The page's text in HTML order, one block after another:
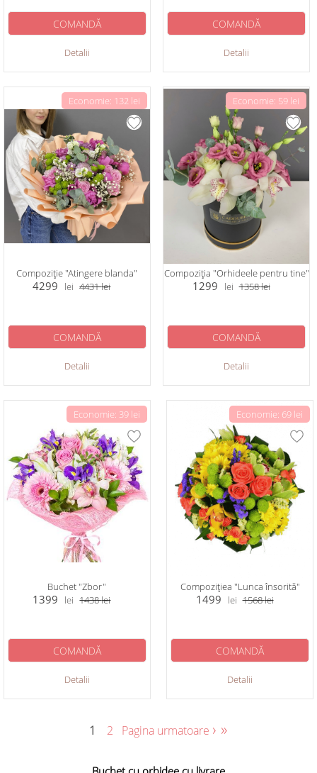
Detalii
COMANDĂ
Detalii
COMANDĂ
Economie: 132 lei
Compoziție "Atingere blanda"
4299 lei 4431lei
Detalii
COMANDĂ
Economie: 59 lei
Compoziția "Orhideele pentru tine"
1299 lei 1358lei
Detalii
COMANDĂ
Economie: 39 lei
Buchet "Zbor"
1399 lei 1438lei
Detalii
COMANDĂ
Economie: 69 lei
Compozițiea "Lunca însorită"
1499 lei 1568lei
Detalii
COMANDĂ
1 2 Pagina urmatoare › »